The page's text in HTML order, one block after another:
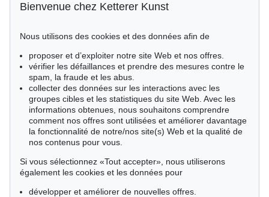
Éditions princeps
Livres pour enfants
Style de vie
Événements clés des sciences naturelles
Littérature mondiale
Littérature économique
Cimélie
Bienvenue chez Ketterer Kunst
Nous utilisons des cookies et des données afin de
proposer et d’exploiter notre site Web et nos offres.
vérifier les défaillances et prendre des mesures contre le
spam, la fraude et les abus.
collecter des données sur les interactions avec les
groupes cibles et les statistiques du site Web. Avec les
informations obtenues, nous souhaitons comprendre
comment nos offres sont utilisées et améliorer davantage
la fonctionnalité de notre/nos site(s) Web et la qualité de
nos contenus pour vous.
Si vous sélectionnez «Tout accepter», nous utiliserons
également les cookies et les données pour
développer et améliorer de nouvelles offres.